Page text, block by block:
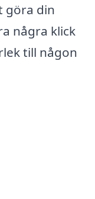
göra din
några klick
till någon